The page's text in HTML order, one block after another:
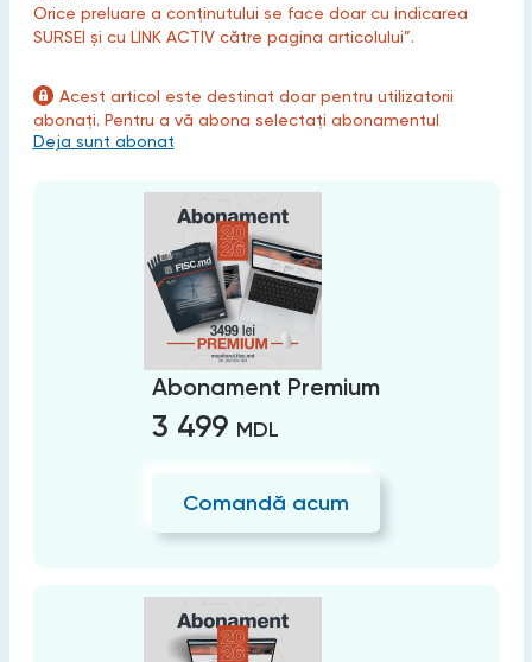
Orice preluare a conținutului se face doar cu indicarea
SURSEI și cu LINK ACTIV către pagina articolului”.
Acest articol este destinat doar pentru utilizatorii
abonați. Pentru a vă abona selectați abonamentul
Deja sunt abonat
Abonament Premium
3 499 MDL
Comandă acum